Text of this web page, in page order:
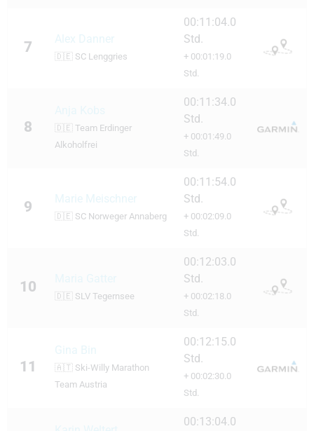
7 Alex Danner
🇩🇪 SC Lenggries
00:11:04.0
Std.
+ 00:01:19.0
Std.
8 🇩🇪 Team Erdinger
Alkoholfrei
00:11:34.0
Std.
+ 00:01:49.0
Std.
9 Marie Meischner
🇩🇪 SC Norweger Annaberg
00:11:54.0
Std.
+ 00:02:09.0
Std.
10
🇩🇪 SLV Tegernsee
00:12:03.0
Std.
+ 00:02:18.0
Std.
11
Gina Bin
🇦🇹 Ski-Willy Marathon
Team Austria
00:12:15.0
Std.
+ 00:02:30.0
Std.
00:13:04.0